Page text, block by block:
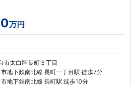
万円
市太白区長町３丁目
地下鉄南北線 長町一丁目駅 徒歩7分
地下鉄南北線 長町駅 徒歩10分